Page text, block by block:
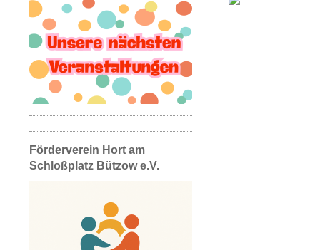
Förderverein Hort am
Schloßplatz Bützow e.V.